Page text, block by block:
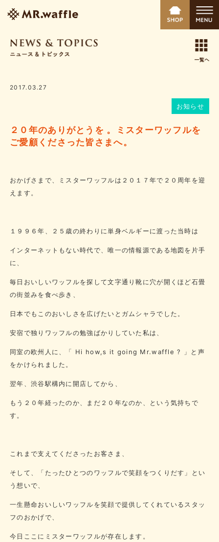
2017.03.27
お知らせ
２０年のありがとうを 。ミスターワッフルを
ご愛顧くださった皆さまへ。
おかげさまで、ミスターワッフルは２０１７年で２０周年を迎
えます。
１９９６年、２５歳の終わりに単身ベルギーに渡った当時は
インターネットもない時代で、唯一の情報源である地図を片手
に、
毎日おいしいワッフルを探して文字通り靴に穴が開くほど石畳
の街並みを食べ歩き、
日本でもこのおいしさを広げたいとガムシャラでした。
安宿で独りワッフルの勉強ばかりしていた私は、
同室の欧州人に、「 Hi how,s it going Mr.waffle ? 」と声
をかけられました。
翌年、渋谷駅構内に開店してから、
もう２０年経ったのか、まだ２０年なのか、という気持ちで
す。
これまで支えてくださったお客さま、
そして、「たったひとつのワッフルで笑顔をつくりだす」とい
う想いで、
一生懸命おいしいワッフルを笑顔で提供してくれているスタッ
フのおかげで、
今日ここにミスターワッフルが存在します。